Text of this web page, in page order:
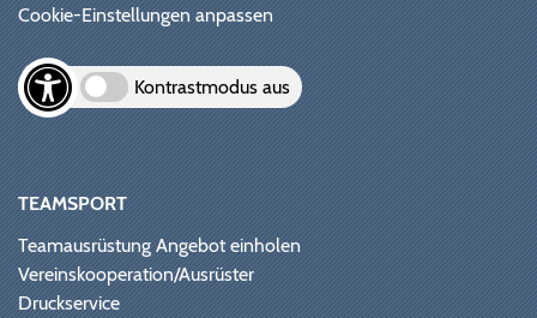
Cookie-Einstellungen anpassen
Kontrastmodus aus
TEAMSPORT
Teamausrüstung Angebot einholen
Vereinskooperation/Ausrüster
Druckservice